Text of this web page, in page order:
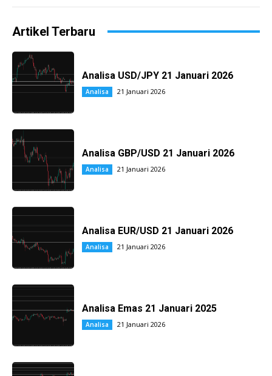
Artikel Terbaru
Analisa USD/JPY 21 Januari 2026
Analisa 21 Januari 2026
Analisa GBP/USD 21 Januari 2026
Analisa 21 Januari 2026
Analisa EUR/USD 21 Januari 2026
Analisa 21 Januari 2026
Analisa Emas 21 Januari 2025
Analisa 21 Januari 2026